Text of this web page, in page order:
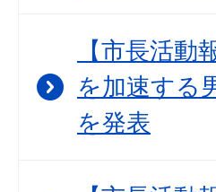
【市長活
を加速する
を発表